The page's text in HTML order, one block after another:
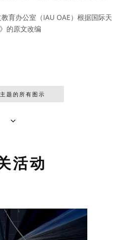
育办公室（IAU OAE）根据国际天
的原文改编
享许可协议 署名 4.0 国际 (CC BY
题的所有图示
活动